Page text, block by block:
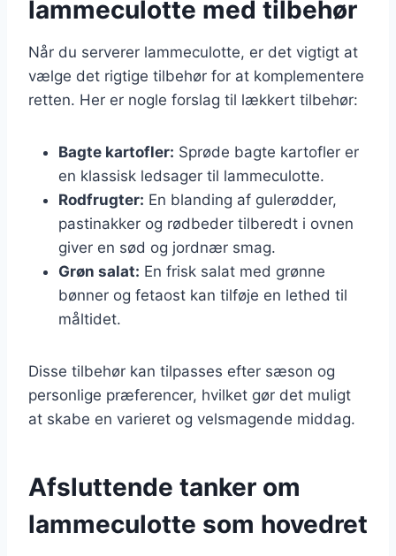
lammeculotte med tilbehør
Når du serverer lammeculotte, er det vigtigt at
vælge det rigtige tilbehør for at komplementere
retten. Her er nogle forslag til lækkert tilbehør:
Bagte kartofler: Sprøde bagte kartofler er
en klassisk ledsager til lammeculotte.
Rodfrugter: En blanding af gulerødder,
pastinakker og rødbeder tilberedt i ovnen
giver en sød og jordnær smag.
Grøn salat: En frisk salat med grønne
bønner og fetaost kan tilføje en lethed til
måltidet.
Disse tilbehør kan tilpasses efter sæson og
personlige præferencer, hvilket gør det muligt
at skabe en varieret og velsmagende middag.
Afsluttende tanker om
lammeculotte som hovedret